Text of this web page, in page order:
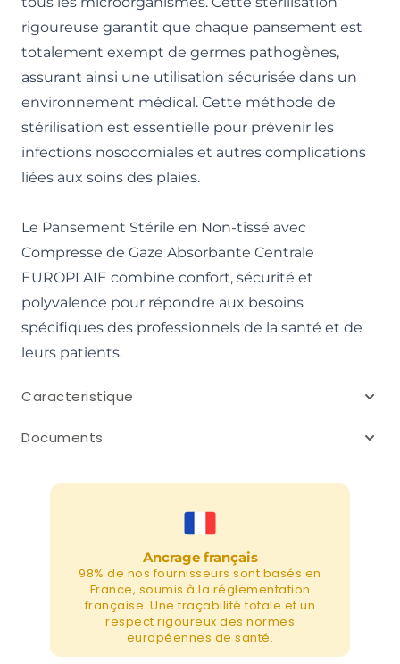
rigoureuse garantit que chaque pansement est
totalement exempt de germes pathogènes,
assurant ainsi une utilisation sécurisée dans un
environnement médical. Cette méthode de
stérilisation est essentielle pour prévenir les
infections nosocomiales et autres complications
liées aux soins des plaies.
Le Pansement Stérile en Non-tissé avec
Compresse de Gaze Absorbante Centrale
EUROPLAIE combine confort, sécurité et
polyvalence pour répondre aux besoins
spécifiques des professionnels de la santé et de
leurs patients.
Caracteristique
Documents
Ancrage français
98% de nos fournisseurs sont basés en
France, soumis à la réglementation
française. Une traçabilité totale et un
respect rigoureux des normes
européennes de santé.